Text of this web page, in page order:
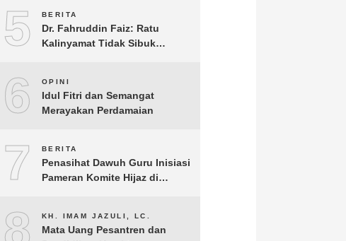
5 BERITA
Dr. Fahruddin Faiz: Ratu
Kalinyamat Tidak Sibuk
Perekonomian Rakyatnya
6 OPINI
Idul Fitri dan Semangat
Merayakan Perdamaian
7 BERITA
Penasihat Dawuh Guru Inisiasi
Pameran Komite Hijaz di
8 KH. IMAM JAZULI, LC.
Mata Uang Pesantren dan